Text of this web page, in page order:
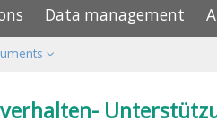
Data management